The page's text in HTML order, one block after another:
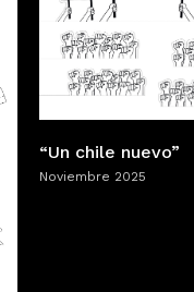
“Un chile nuevo”
Noviembre 2025